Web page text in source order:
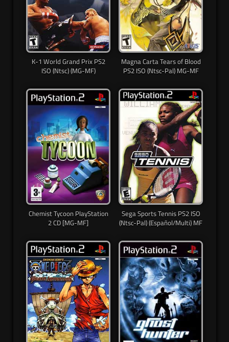
K-1 World Grand Prix PS2
ISO (Ntsc) (MG-MF)
Magna Carta Tears of Blood
PS2 ISO (Ntsc-Pal) MG-MF
Chemist Tycoon PlayStation
2 CD [MG-MF]
Sega Sports Tennis PS2 ISO
(Ntsc-Pal) (Español/Multi) MF